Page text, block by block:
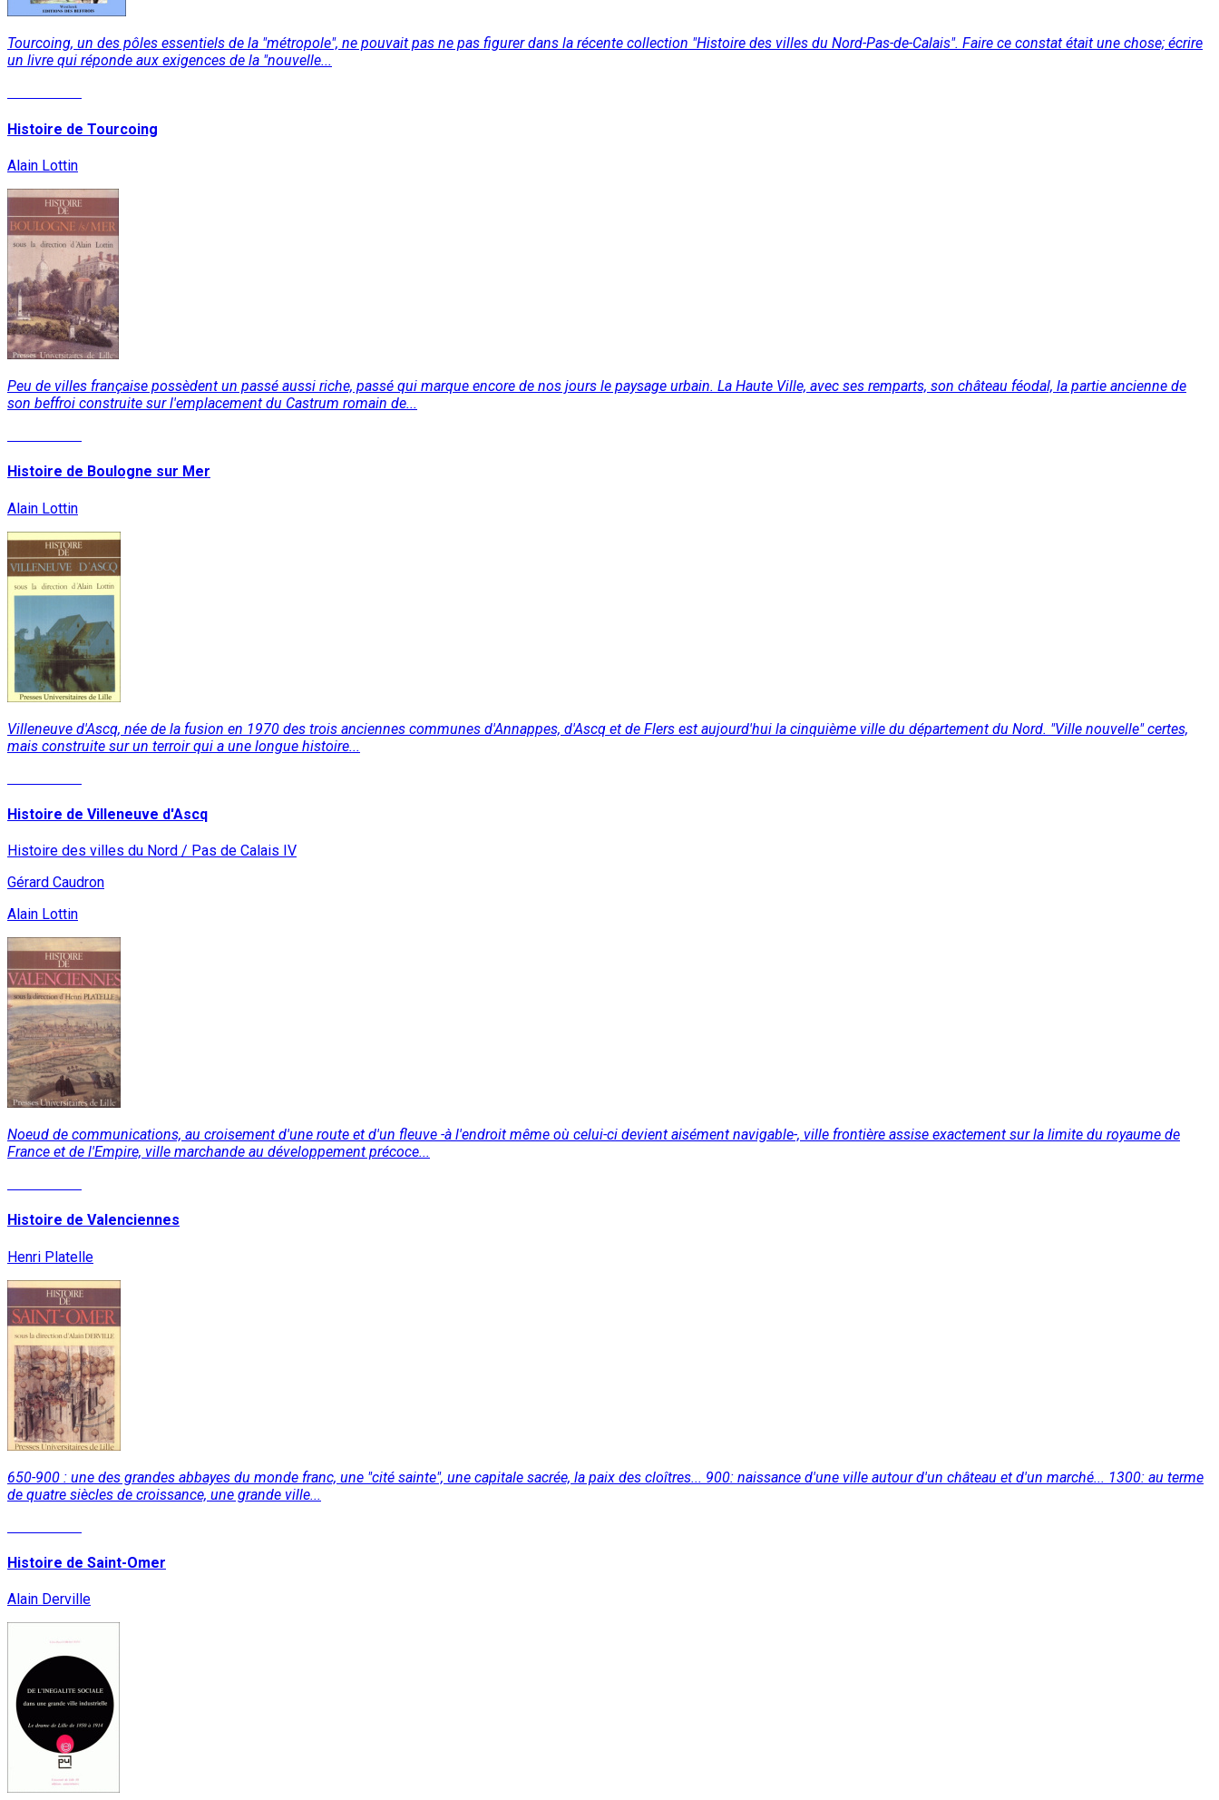
Tourcoing, un des pôles essentiels de la "métropole", ne pouvait pas ne pas figurer dans la récente collection "Histoire des villes du Nord-Pas-de-Calais". Faire ce constat était une chose; écrire
un livre qui réponde aux exigences de la "nouvelle...
Histoire de Tourcoing
Alain Lottin
Peu de villes française possèdent un passé aussi riche, passé qui marque encore de nos jours le paysage urbain. La Haute Ville, avec ses remparts, son château féodal, la partie ancienne de
son beffroi construite sur l'emplacement du Castrum romain de...
Histoire de Boulogne sur Mer
Alain Lottin
Villeneuve d'Ascq, née de la fusion en 1970 des trois anciennes communes d'Annappes, d'Ascq et de Flers est aujourd'hui la cinquième ville du département du Nord. "Ville nouvelle" certes,
mais construite sur un terroir qui a une longue histoire...
Histoire de Villeneuve d'Ascq
Histoire des villes du Nord / Pas de Calais IV
Gérard Caudron
Alain Lottin
Noeud de communications, au croisement d'une route et d'un fleuve -à l'endroit même où celui-ci devient aisément navigable-, ville frontière assise exactement sur la limite du royaume de
France et de l'Empire, ville marchande au développement précoce...
Histoire de Valenciennes
Henri Platelle
650-900 : une des grandes abbayes du monde franc, une "cité sainte", une capitale sacrée, la paix des cloîtres... 900: naissance d'une ville autour d'un château et d'un marché... 1300: au terme
de quatre siècles de croissance, une grande ville...
Histoire de Saint-Omer
Alain Derville